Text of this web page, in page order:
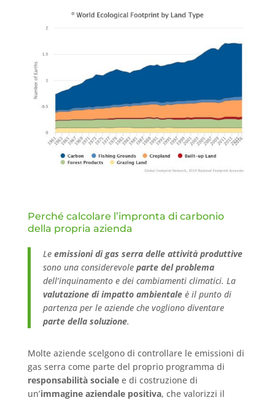
Perché calcolare l’impronta di carbonio
della propria azienda
Le emissioni di gas serra delle attività produttive
sono una considerevoleparte del problema
dell’inquinamento e dei cambiamenti climatici. La
valutazione di impatto ambientaleè il punto di
partenza per le aziende che vogliono diventare
parte della soluzione.
Molte aziende scelgono di controllare le emissioni di
gas serra come parte del proprio programma di
responsabilità socialee di costruzione di
un’immagine aziendale positiva, che valorizzi il